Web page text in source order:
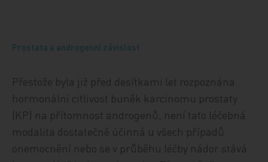
Prostata a androgenní závislost
Přestože byla již před desítkami let rozpoznána
hormonální citlivost buněk karcinomu prostaty
(KP) na přítomnost androgenů, není tato léčebná
modalita dostatečně účinná u všech případů
onemocnění nebo se v průběhu léčby nádor stává